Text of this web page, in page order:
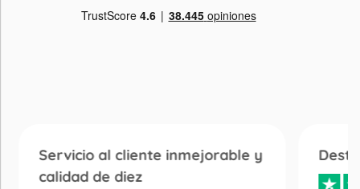
Servicio al cliente inmejorable y
calidad de diez